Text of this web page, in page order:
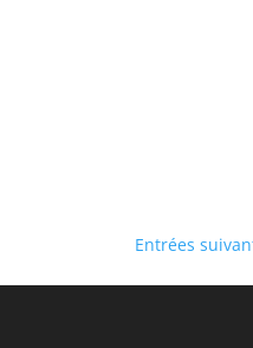
Entrées